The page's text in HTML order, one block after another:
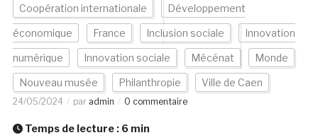
Coopération internationale Développement
économique France Inclusion sociale Innovation
numérique Innovation sociale Mécénat Monde
Nouveau musée Philanthropie Ville de Caen
24/05/2024 par admin 0 commentaire
Temps de lecture : 6 min